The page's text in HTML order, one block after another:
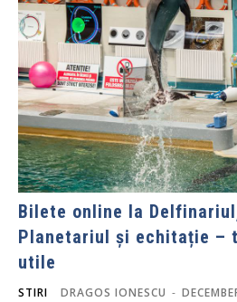
Bilete online la
Planetariul și echitație –
utile
STIRI DRAGOS IONESCU -